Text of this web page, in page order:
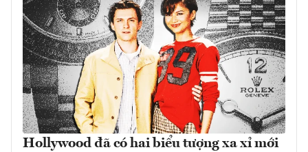
Hollywood đã có hai biểu tượng xa xỉ mới